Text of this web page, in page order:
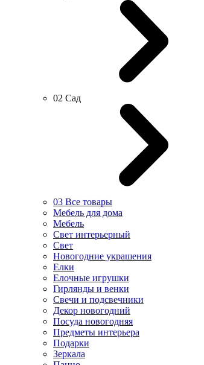
02 Сад
03 Все товары
Мебель для дома
Мебель
Свет интерьерный
Свет
Новогодние украшения
Елки
Елочные игрушки
Гирлянды и венки
Свечи и подсвечники
Декор новогодний
Посуда новогодняя
Предметы интерьера
Подарки
Зеркала